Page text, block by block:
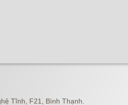
Tĩnh, F21, Bình Thạnh.